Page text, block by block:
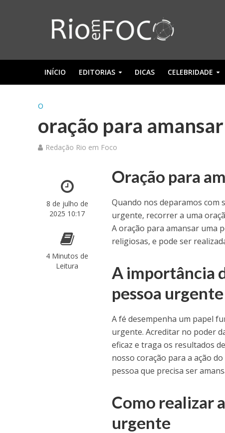
INÍCIO EDITORIAS DICAS CELEBRIDADE
O
oração para
Redação Rio em Foco
8 de julho de
2025 10:17
4 Minutos de
Leitura
Oração para
Quando nos deparamos com
urgente, recorrer a uma
A oração para amansar uma
religiosas, e pode ser
A importância
pessoa urgente
A fé desempenha um papel
urgente. Acreditar no poder
eficaz e traga os resultados
nosso coração para a ação
pessoa que precisa ser
Como realizar
urgente